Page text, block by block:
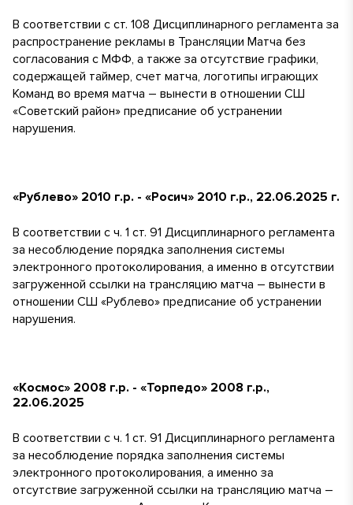
В соответствии с ст. 108 Дисциплинарного регламента за
распространение рекламы в Трансляции Матча без
согласования с МФФ, а также за отсутствие графики,
содержащей таймер, счет матча, логотипы играющих
Команд во время матча – вынести в отношении СШ
«Советский район» предписание об устранении
нарушения.
«Рублево» 2010 г.р. - «Росич» 2010 г.р., 22.06.2025 г.
В соответствии с ч. 1 ст. 91 Дисциплинарного регламента
за несоблюдение порядка заполнения системы
электронного протоколирования, а именно в отсутствии
загруженной ссылки на трансляцию матча – вынести в
отношении СШ «Рублево» предписание об устранении
нарушения.
«Космос» 2008 г.р. - «Торпедо» 2008 г.р.,
22.06.2025
В соответствии с ч. 1 ст. 91 Дисциплинарного регламента
за несоблюдение порядка заполнения системы
электронного протоколирования, а именно за
отсутствие загруженной ссылки на трансляцию матча –